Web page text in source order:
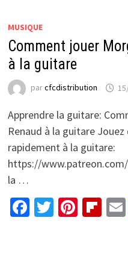
MUSIQUE
Comment jouer
à la guitare
parcfcdistribution
Apprendre la guitare:
Renaud à la guitare
rapidement à la guitare:
https://
la …
Facebook
Twitter